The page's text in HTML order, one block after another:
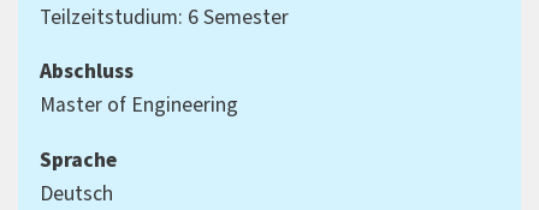
Teilzeitstudium: 6 Semester
Abschluss
Master of Engineering
Sprache
Deutsch